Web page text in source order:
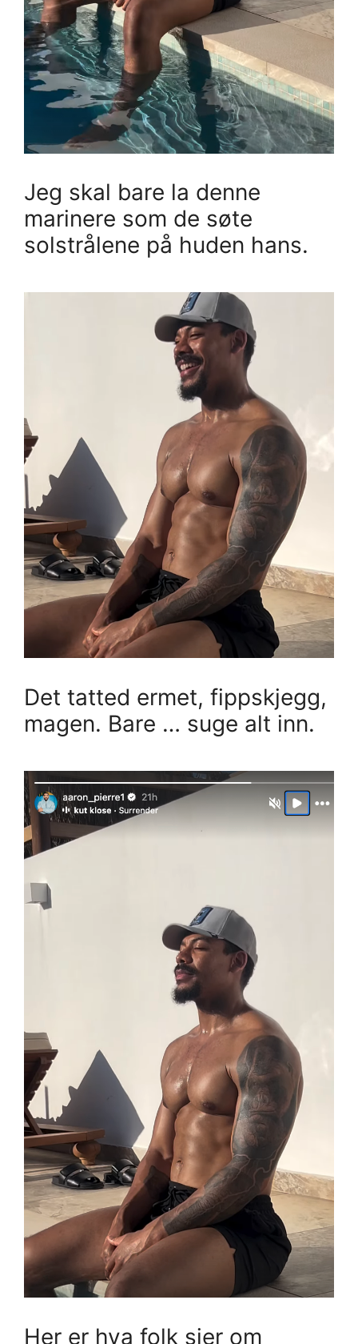
Jeg skal bare la denne
marinere som de søte
solstrålene på huden hans.
Det tatted ermet, fippskjegg,
magen. Bare … suge alt inn.
Her er hva folk sier om